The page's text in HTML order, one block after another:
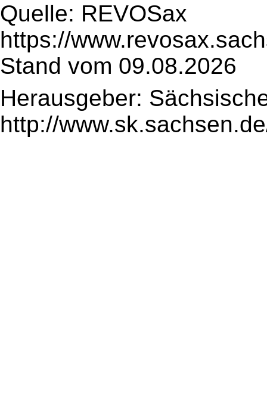
Quelle: REVOSax
https://
Stand vom 09.08.2026
Herausgeber:
http://